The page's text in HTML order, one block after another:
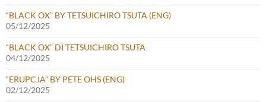
“BLACK OX” BY TETSUICHIRO TSUTA (ENG)
05/12/2025
“BLACK OX” DI TETSUICHIRO TSUTA
04/12/2025
“ERUPCJA” BY PETE OHS (ENG)
02/12/2025